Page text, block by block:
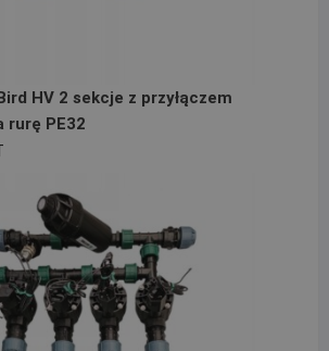
HV 2 sekcje z przyłączem
rurę PE32